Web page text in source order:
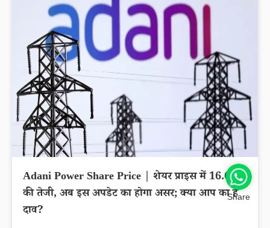
Adani Power Share Price | शेयर प्राइस में 16.65%
की तेजी, अब इस अपडेट का होगा असर; क्या आप का है
दाव?
Share